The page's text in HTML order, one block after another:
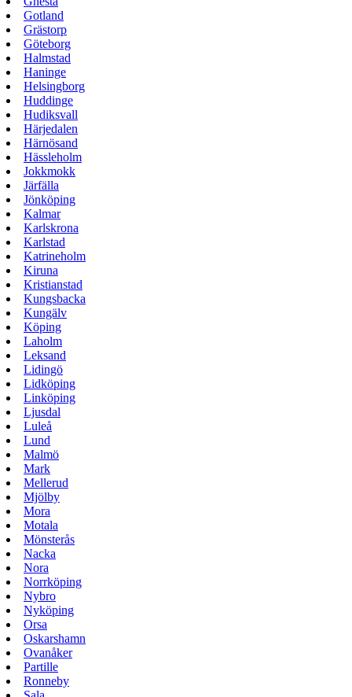
Gotland
Grästorp
Göteborg
Halmstad
Haninge
Helsingborg
Huddinge
Hudiksvall
Härjedalen
Härnösand
Hässleholm
Jokkmokk
Järfälla
Jönköping
Kalmar
Karlskrona
Karlstad
Katrineholm
Kiruna
Kristianstad
Kungsbacka
Kungälv
Köping
Laholm
Leksand
Lidingö
Lidköping
Linköping
Ljusdal
Luleå
Lund
Malmö
Mark
Mellerud
Mjölby
Mora
Motala
Mönsterås
Nacka
Nora
Norrköping
Nybro
Nyköping
Orsa
Oskarshamn
Ovanåker
Partille
Ronneby